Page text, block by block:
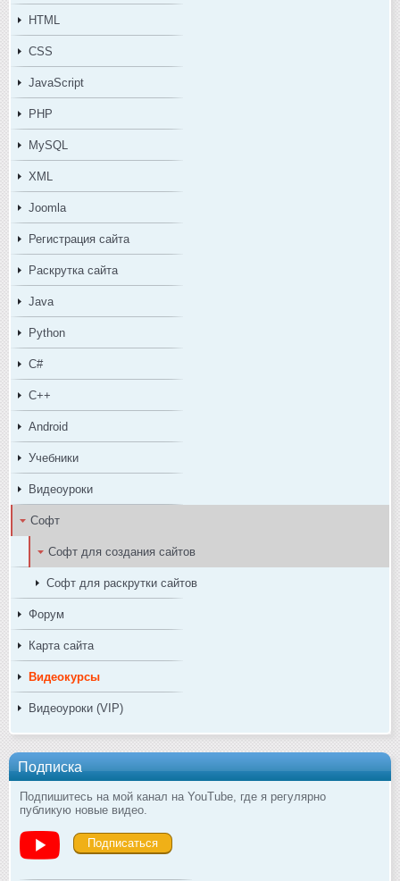
HTML
CSS
JavaScript
PHP
MySQL
XML
Joomla
Регистрация сайта
Раскрутка сайта
Java
Python
C#
C++
Android
Учебники
Видеоуроки
Софт
Софт для создания сайтов
Софт для раскрутки сайтов
Форум
Карта сайта
Видеокурсы
Видеоуроки (VIP)
Подписка
Подпишитесь на мой канал на YouTube, где я регулярно
публикую новые видео.
Подписаться